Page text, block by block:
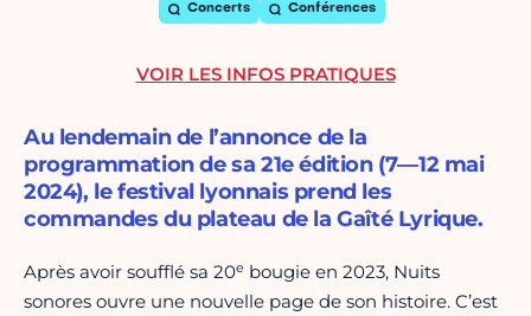
Concerts Conférences
Au lendemain de l’annonce de la
programmation de sa 21e édition (7—12 mai
2024), le festival lyonnais prend les
commandes du plateau de la Gaîté Lyrique.
Après avoir soufflé sa 20e bougie en 2023, Nuits
sonores ouvre une nouvelle page de son histoire. C’est
VOIR LES INFOS PRATIQUES